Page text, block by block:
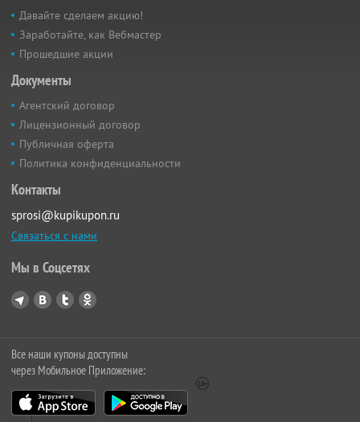
Давайте сделаем акцию!
Заработайте, как Вебмастер
Прошедшие акции
Документы
Агентский договор
Лицензионный договор
Публичная оферта
Политика конфиденциальности
Контакты
sprosi@kupikupon.ru
Связаться с нами
Мы в Соцсетях
Все наши купоны доступны
через Мобильное Приложение: